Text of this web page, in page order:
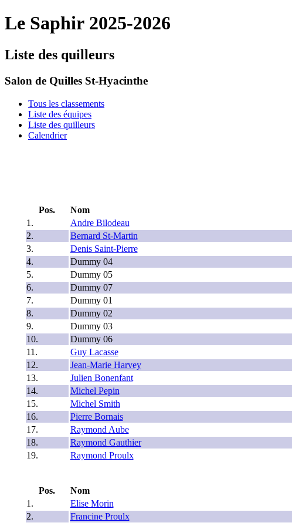
Le Saphir 2025-2026
Liste des quilleurs
Salon de Quilles St-Hyacinthe
Tous les classements
Liste des équipes
Liste des quilleurs
Calendrier
Pos.
Nom
1.
Andre Bilodeau
2.
Bernard St-Martin
3.
Denis Saint-Pierre
4.
Dummy 04
5.
Dummy 05
6.
Dummy 07
7.
Dummy 01
8.
Dummy 02
9.
Dummy 03
10.
Dummy 06
11.
Guy Lacasse
12.
Jean-Marie Harvey
13.
Julien Bonenfant
14.
Michel Pepin
15.
Michel Smith
16.
Pierre Bornais
17.
Raymond Aube
18.
Raymond Gauthier
19.
Raymond Proulx
Pos.
Nom
1.
Elise Morin
2.
Francine Proulx